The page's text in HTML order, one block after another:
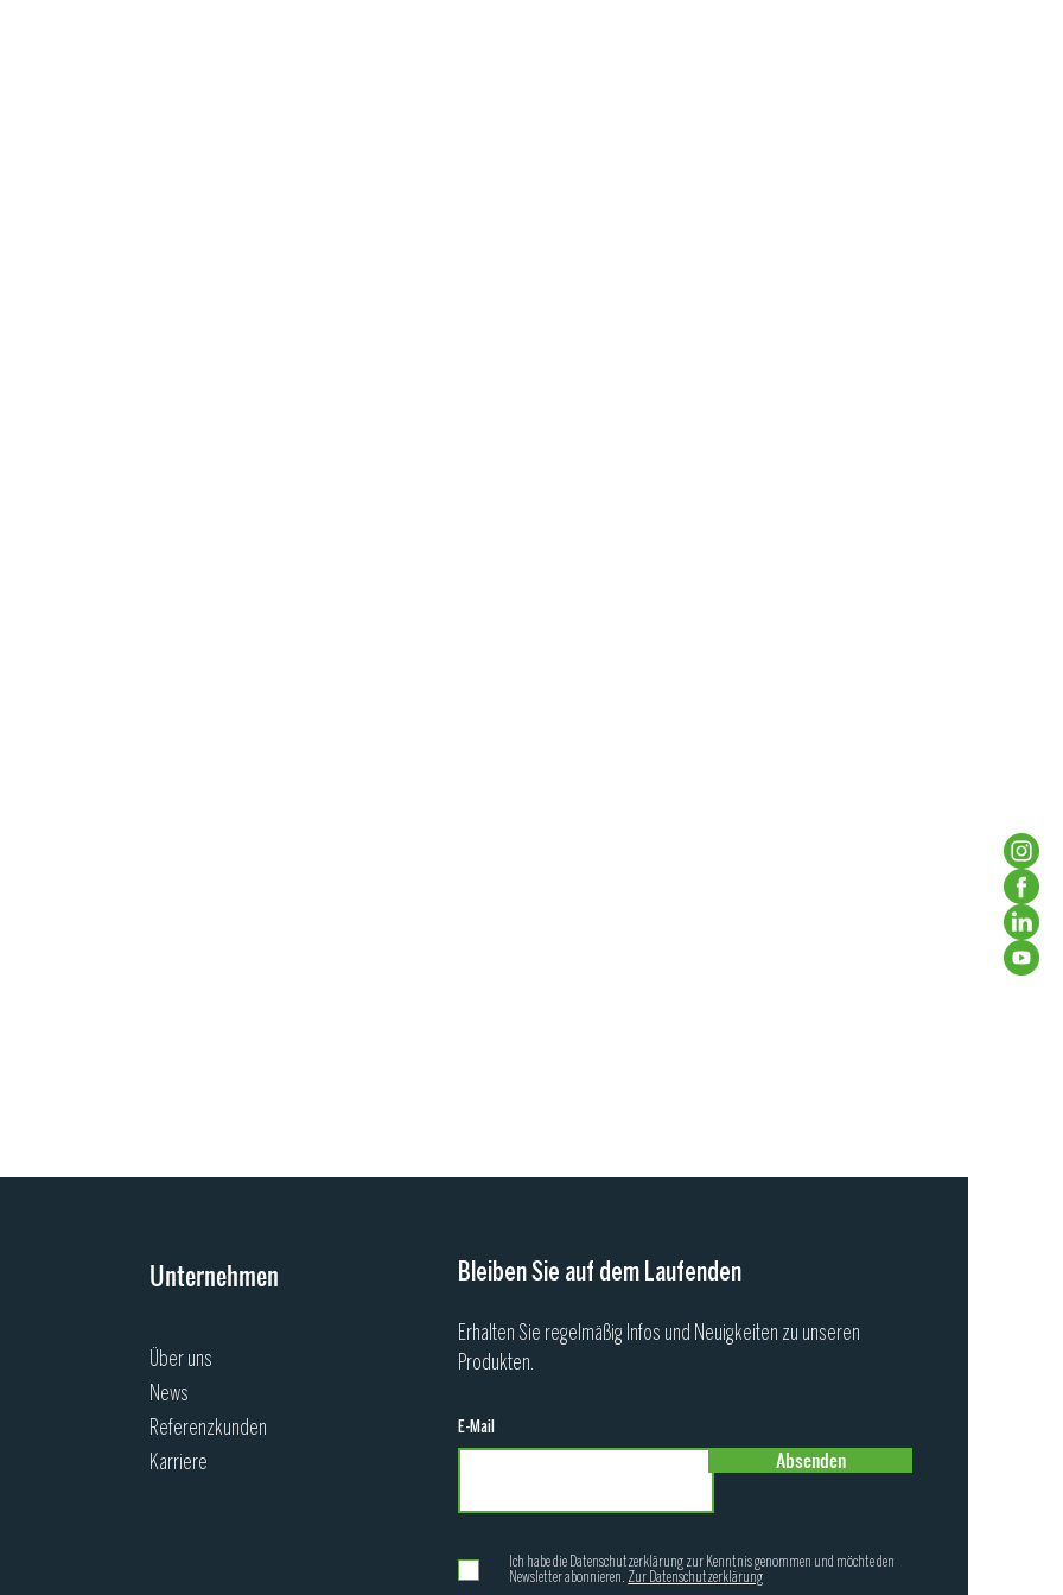
Unternehmen
Über uns
News
Referenzkunden
Karriere
Bleiben Sie auf dem Laufenden
Erhalten Sie regelmäßig Infos und Neuigkeiten zu unseren
Produkten.
E-Mail
Absenden
Ich habe die Datenschutzerklärung zur Kenntnis genommen und möchte den
Newsletter abonnieren. Zur Datenschutzerklärung